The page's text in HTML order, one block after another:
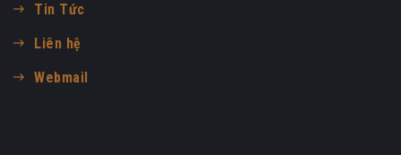
Tin Tức
Liên hệ
Webmail